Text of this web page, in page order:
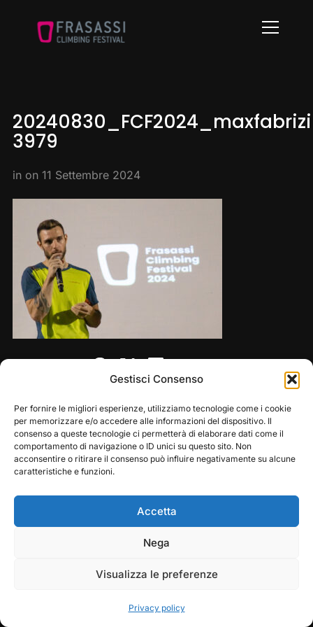
Gestisci Consenso
Per fornire le migliori esperienze, utilizziamo tecnologie come i cookie
per memorizzare e/o accedere alle informazioni del dispositivo. Il
consenso a queste tecnologie ci permetterà di elaborare dati come il
comportamento di navigazione o ID unici su questo sito. Non
acconsentire o ritirare il consenso può influire negativamente su alcune
caratteristiche e funzioni.
Accetta
Nega
Visualizza le preferenze
Privacy policy
Info
3979
in on 11 Settembre 2024
Copyright © 2026 — Frasassi Climbing Festival. All
Designed byWPZOOM